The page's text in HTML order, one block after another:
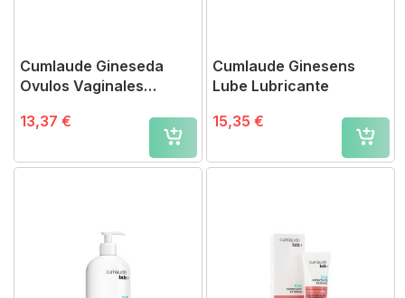
Cumlaude Gineseda
Ovulos Vaginales
13,37 €
Cumlaude Ginesens
Lube Lubricante
15,35 €